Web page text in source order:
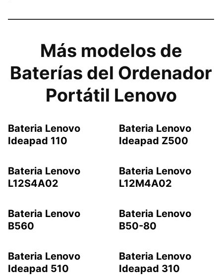
Más modelos de
Baterías del Ordenador
Portátil Lenovo
Bateria Lenovo
Ideapad 110
Bateria Lenovo
Ideapad Z500
Bateria Lenovo
L12S4A02
Bateria Lenovo
L12M4A02
Bateria Lenovo
B560
Bateria Lenovo
B50-80
Bateria Lenovo
Ideapad 510
Bateria Lenovo
Ideapad 310